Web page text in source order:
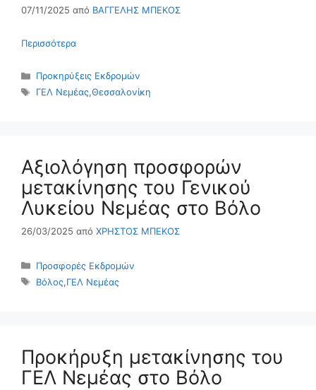
07/11/2025 από ΒΑΓΓΕΛΗΣ ΜΠΕΚΟΣ
Περισσότερα
Κατηγορίες
Προκηρύξεις Εκδρομών
Ετικέτες
ΓΕΛ Νεμέας,Θεσσαλονίκη
Αξιολόγηση προσφορών
μετακίνησης του Γενικού
Λυκείου Νεμέας στο Βόλο
26/03/2025 από ΧΡΗΣΤΟΣ ΜΠΕΚΟΣ
Κατηγορίες
Προσφορές Εκδρομών
Ετικέτες
Βόλος,ΓΕΛ Νεμέας
Προκήρυξη μετακίνησης του
ΓΕΛ Νεμέας στο Βόλο